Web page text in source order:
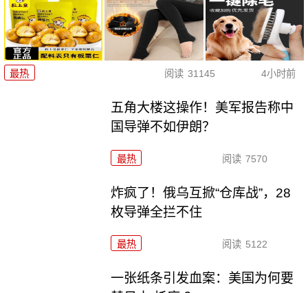
最热 阅读 31145 4小时前
五角大楼这操作！美军报告称中
国导弹不如伊朗？
最热 阅读 7570
炸疯了！俄乌互掀“仓库战”，28
枚导弹全拦不住
最热 阅读 5122
一张纸条引发血案：美国为何要